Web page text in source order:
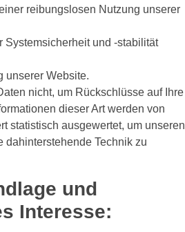
reibungslosen Nutzung unserer
Systemsicherheit und -stabilität
unserer Website.
nicht, um Rückschlüsse auf Ihre
dieser Art werden von
statistisch ausgewertet, um unseren
dahinterstehende Technik zu
und
Interesse: